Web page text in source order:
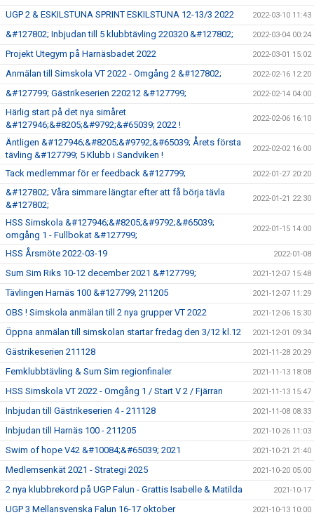
UGP 2 & ESKILSTUNA SPRINT ESKILSTUNA 12-13/3 2022 2022-03-10 11:43
&#127802; Inbjudan till 5 klubbtävling 220320 &#127802; 2022-03-04 00:24
Projekt Utegym på Harnäsbadet 2022 2022-03-01 15:02
Anmälan till Simskola VT 2022 - Omgång 2 &#127802; 2022-02-16 12:20
&#127799; Gästrikeserien 220212 &#127799; 2022-02-14 04:00
Härlig start på det nya simåret
&#127946;&#8205;&#9792;&#65039; 2022 !
2022-02-06 16:10
Äntligen &#127946;&#8205;&#9792;&#65039; Årets första
tävling &#127799; 5 Klubb i Sandviken !
2022-02-02 16:00
Tack medlemmar för er feedback &#127799; 2022-01-27 20:20
&#127802; Våra simmare längtar efter att få börja tävla
&#127802;
2022-01-21 22:30
HSS Simskola &#127946;&#8205;&#9792;&#65039;
omgång 1 - Fullbokat &#127799;
2022-01-15 14:00
HSS Årsmöte 2022-03-19 2022-01-08
Sum Sim Riks 10-12 december 2021 &#127799; 2021-12-07 15:48
Tävlingen Harnäs 100 &#127799; 211205 2021-12-07 11:29
OBS ! Simskola anmälan till 2 nya grupper VT 2022 2021-12-06 15:30
Öppna anmälan till simskolan startar fredag den 3/12 kl.12 2021-12-01 09:34
Gästrikeserien 211128 2021-11-28 20:29
Femklubbtävling & Sum Sim regionfinaler 2021-11-13 18:08
HSS Simskola VT 2022 - Omgång 1 / Start V 2 / Fjärran 2021-11-13 15:47
Inbjudan till Gästrikeserien 4 - 211128 2021-11-08 08:33
Inbjudan till Harnäs 100 - 211205 2021-10-26 11:03
Swim of hope V42 &#10084;&#65039; 2021 2021-10-21 21:40
Medlemsenkät 2021 - Strategi 2025 2021-10-20 05:00
2 nya klubbrekord på UGP Falun - Grattis Isabelle & Matilda 2021-10-17
UGP 3 Mellansvenska Falun 16-17 oktober 2021-10-13 10:00